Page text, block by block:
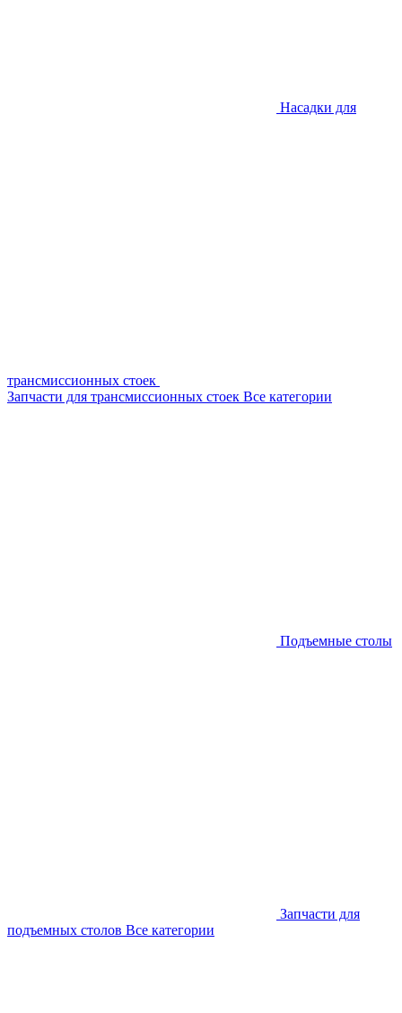
Насадки для
трансмиссионных стоек
Запчасти для трансмиссионных стоек Все категории
Подъемные столы
Запчасти для
подъемных столов Все категории